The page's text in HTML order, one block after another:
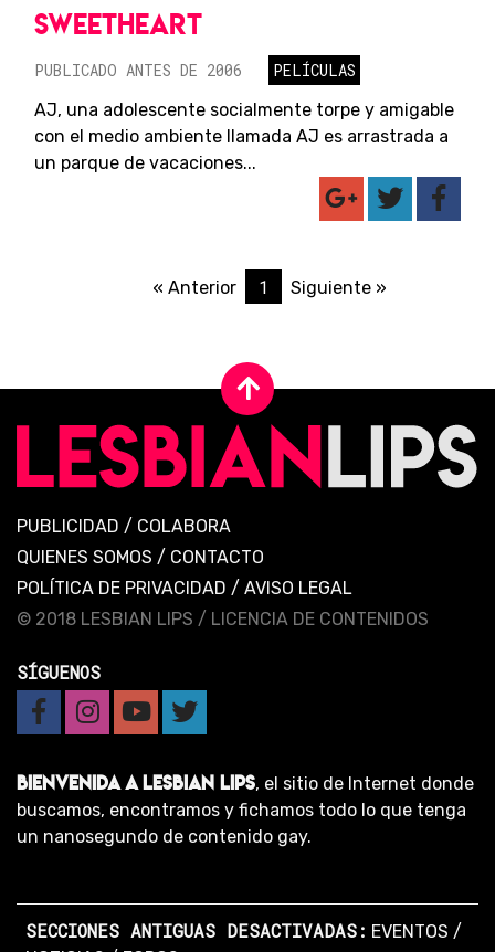
SWEETHEART
PUBLICADO ANTES DE 2006
PELÍCULAS
AJ, una adolescente socialmente torpe y amigable
con el medio ambiente llamada AJ es arrastrada a
un parque de vacaciones...
« Anterior 1 Siguiente »
PUBLICIDAD / COLABORA
QUIENES SOMOS / CONTACTO
POLÍTICA DE PRIVACIDAD / AVISO LEGAL
© 2018 LESBIAN LIPS / LICENCIA DE CONTENIDOS
SÍGUENOS
BIENVENIDA A LESBIAN LIPS, el sitio de Internet donde
buscamos, encontramos y fichamos todo lo que tenga
un nanosegundo de contenido gay.
SECCIONES ANTIGUAS DESACTIVADAS: EVENTOS /